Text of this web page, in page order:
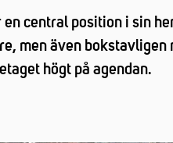
central position i sin
men även
högt på agendan.